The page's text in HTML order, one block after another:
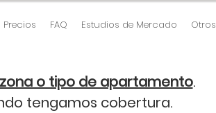
Precios FAQ Estudios de Mercado Otros
o tipo de apartamento.
tengamos cobertura.